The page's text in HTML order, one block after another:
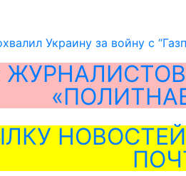
Украину за войну с